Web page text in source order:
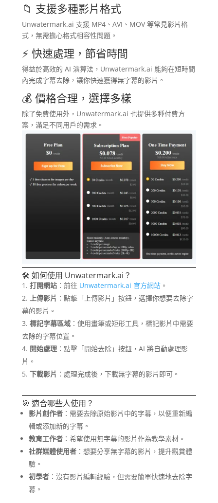
📁 支援多種影片格式
Unwatermark.ai 支援 MP4、AVI、MOV 等常見影片格
式，無需擔心格式相容性問題。​
⚡ 快速處理，節省時間
得益於高效的 AI 演算法，Unwatermark.ai 能夠在短時間
內完成字幕去除，讓你快速獲得無字幕的影片。​
💰 價格合理，選擇多樣
除了免費使用外，Unwatermark.ai 也提供多種付費方
案，滿足不同用戶的需求。​
🛠️ 如何使用 Unwatermark.ai？
打開網站：前往 Unwatermark.ai 官方網站。
上傳影片 ：點擊「上傳影片」按鈕，選擇你想要去除字
幕的影片。
標記字幕區域：使用畫筆或矩形工具，標記影片中需要
去除的字幕位置。
開始處理：點擊「開始去除」按鈕，AI 將自動處理影
片。
下載影片 ：處理完成後，下載無字幕的影片即可。​
🎯 適合哪些人使用？
影片創作者：​需要去除原始影片中的字幕，以便重新編
輯或添加新的字幕。
教育工作者：​希望使用無字幕的影片作為教學素材。
社群媒體使用者：​想要分享無字幕的影片，提升觀賞體
驗。
初學者：​沒有影片編輯經驗，但需要簡單快速地去除字
幕。